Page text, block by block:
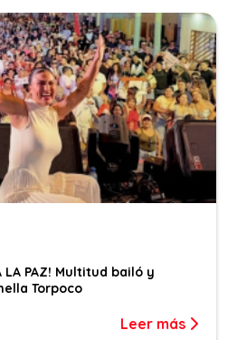
LA PAZ! Multitud bailó y
Torpoco
Leer más